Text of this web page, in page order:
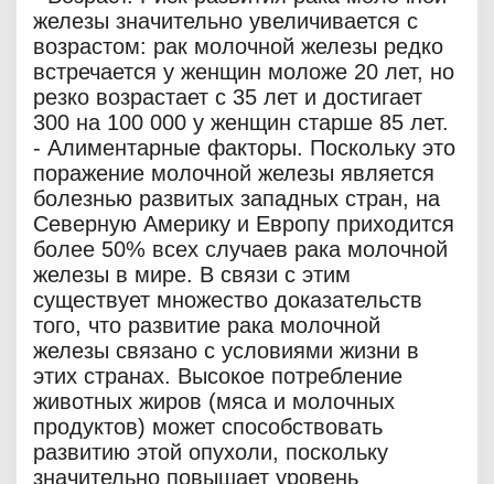
железы значительно увеличивается с
возрастом: рак молочной железы редко
встречается у женщин моложе 20 лет, но
резко возрастает с 35 лет и достигает
300 на 100 000 у женщин старше 85 лет.
- Алиментарные факторы. Поскольку это
поражение молочной железы является
болезнью развитых западных стран, на
Северную Америку и Европу приходится
более 50% всех случаев рака молочной
железы в мире. В связи с этим
существует множество доказательств
того, что развитие рака молочной
железы связано с условиями жизни в
этих странах. Высокое потребление
животных жиров (мяса и молочных
продуктов) может способствовать
развитию этой опухоли, поскольку
значительно повышает уровень